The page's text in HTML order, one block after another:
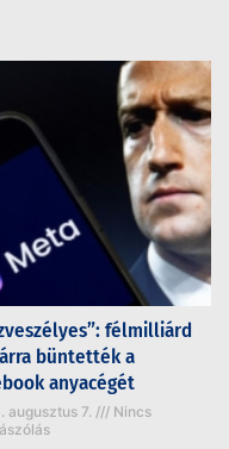
félmilliárd
büntették a
anyacégét
augusztus 7.
Nincs